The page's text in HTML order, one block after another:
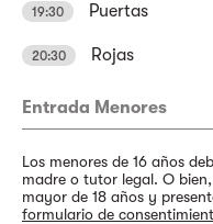
19:30 Puertas
20:30 Rojas
Entrada Menores
Los menores de 16 años
madre o tutor legal. O
mayor de 18 años y
formulario de